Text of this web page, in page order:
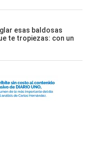
esas baldosas
te tropiezas: con un